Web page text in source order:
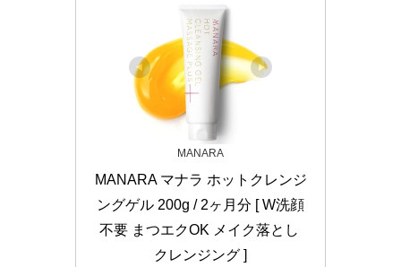
MANARA
MANARA マナラ ホットクレンジ
ングゲル 200g / 2ヶ月分 [ W洗顔
不要 まつエクOK メイク落とし
クレンジング ]